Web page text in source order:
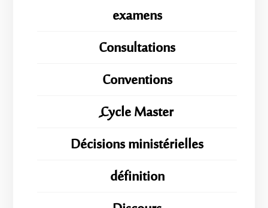
examens
Consultations
Conventions
ِِِCycle Master
Décisions ministérielles
définition